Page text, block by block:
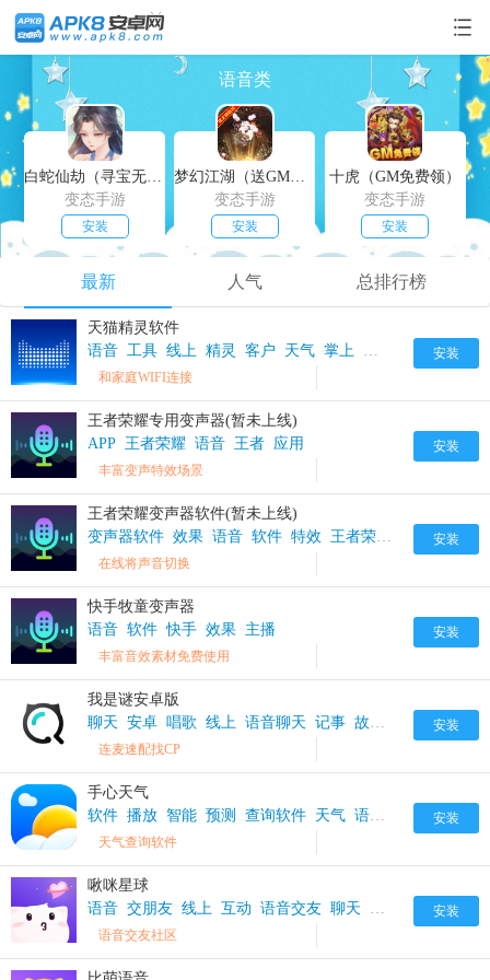
语音类
白蛇仙劫（寻宝无限真充）
变态手游
安装
梦幻江湖（送GM特权）
变态手游
安装
十虎（GM免费领）
变态手游
安装
最新 人气 总排行榜
安装
天猫精灵软件
语音 工具 线上 精灵 客户 天气 掌上 出行 智能语音
和家庭WIFI连接
安装
王者荣耀专用变声器(暂未上线)
APP 王者荣耀 语音 王者 应用
丰富变声特效场景
安装
王者荣耀变声器软件(暂未上线)
变声器软件 效果 语音 软件 特效 王者荣耀
在线将声音切换
安装
快手牧童变声器
语音 软件 快手 效果 主播
丰富音效素材免费使用
安装
我是谜安卓版
聊天 安卓 唱歌 线上 语音聊天 记事 故事
连麦速配找CP
安装
手心天气
软件 播放 智能 预测 查询软件 天气 语音 服务
天气查询软件
安装
啾咪星球
语音 交朋友 线上 互动 语音交友 聊天 社区
语音交友社区